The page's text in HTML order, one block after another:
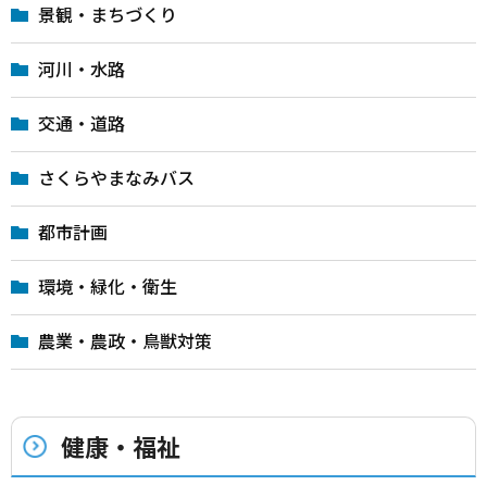
景観・まちづくり
河川・水路
交通・道路
さくらやまなみバス
都市計画
環境・緑化・衛生
農業・農政・鳥獣対策
健康・福祉